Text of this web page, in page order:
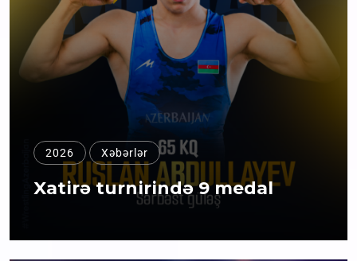
2026 Xəbərlər
Xatirə turnirində 9 medal